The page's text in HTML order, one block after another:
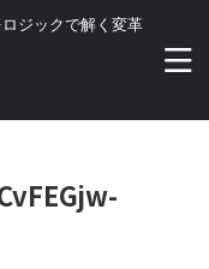
ジックで解く変革